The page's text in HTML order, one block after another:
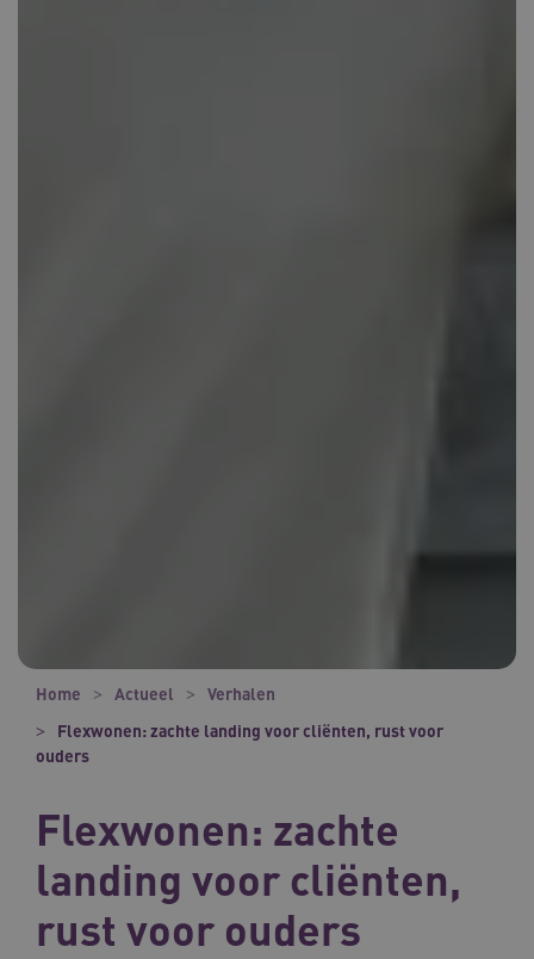
Home Actueel
Verhalen
Flexwonen: zachte landing voor cliënten, rust voor
ouders
Flexwonen: zachte
landing voor cliënten,
rust voor ouders